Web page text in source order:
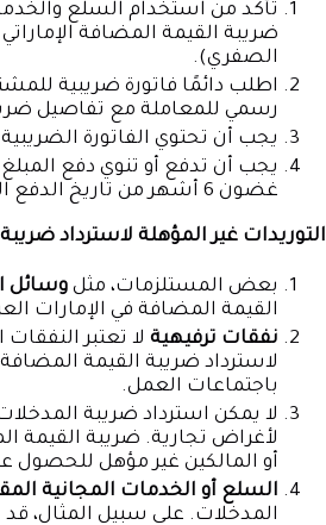
تأكد من استخدام السلع
الصفري).
اطلب دائمًا فاتورة ضريبية
رسمي للمعاملة مع تفاصيل
يجب أن تحتوي الفاتورة
يجب أن تدفع أو تنوي دفع
غضون 6 أشهر من تاريخ الدفع المتفق عليه للتأكد من أنها نفقة تجارية حقيقية.
التوريدات غير المؤهلة لاسترداد
بعض المستلزمات، مثلوسائل
القيمة المضافة في الإمارات
نفقات ترفيهية لا تعتبر
لاسترداد ضريبة القيمة
باجتماعات العمل.
لا يمكن استرداد ضريبة
لأغراض تجارية. ضريبة القيمة
أو المالكين غير مؤهل للحصول
السلع أو الخدمات المجانية
المدخلات. على سبيل المثال،